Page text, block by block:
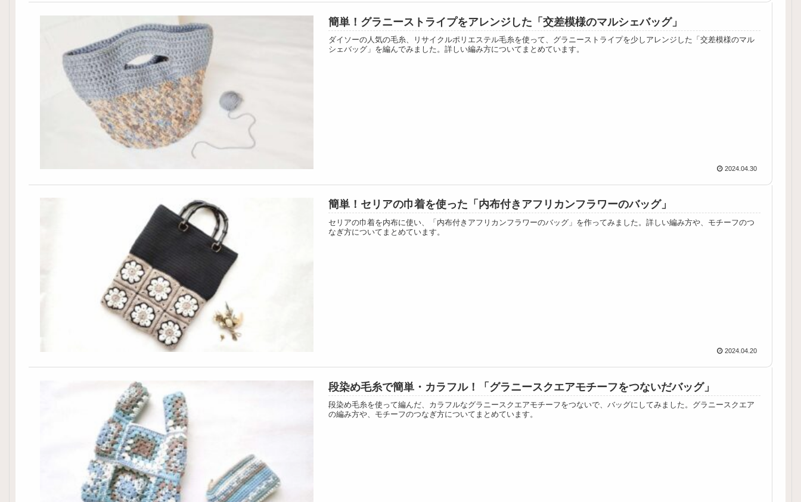
簡単！グラニーストライプをアレンジした「交差模様のマルシェバッグ」
ダイソーの人気の毛糸、リサイクルポリエステル毛糸を使って、グラニーストライプを少しアレンジした「交差模様のマル
シェバッグ」を編んでみました。詳しい編み方についてまとめています。
2024.04.30
簡単！セリアの巾着を使った「内布付きアフリカンフラワーのバッグ」
セリアの巾着を内布に使い、「内布付きアフリカンフラワーのバッグ」を作ってみました。詳しい編み方や、モチーフのつ
なぎ方についてまとめています。
2024.04.20
段染め毛糸で簡単・カラフル！「グラニースクエアモチーフをつないだバッグ」
段染め毛糸を使って編んだ、カラフルなグラニースクエアモチーフをつないで、バッグにしてみました。グラニースクエア
の編み方や、モチーフのつなぎ方についてまとめています。